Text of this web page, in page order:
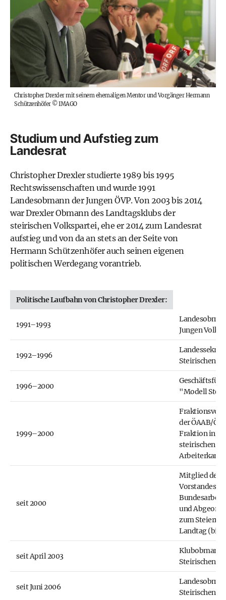
Christopher Drexler mit seinem ehemaligen Mentor und Vorgänger Hermann
Schützenhöfer©IMAGO
Studium und Aufstieg zum
Landesrat
Christopher Drexler studierte 1989 bis 1995
Rechtswissenschaften und wurde 1991
Landesobmann der Jungen ÖVP. Von 2003 bis 2014
war Drexler Obmann des Landtagsklubs der
steirischen Volkspartei, ehe er 2014 zum Landesrat
aufstieg und von da an stets an der Seite von
Hermann Schützenhöfer auch seinen eigenen
politischen Werdegang vorantrieb.
Politische Laufbahn von Christopher Drexler:
1991–1993
Jungen
1992–1996
Steirischen
1996–2000
"Modell
1999–2000
der ÖAAB/
Fraktion in
steirischen
seit 2000
Mitglied des
Vorstandes
und
zum
Landtag (bis
seit April 2003
Klubobmann
Steirischen
seit Juni 2006
Steirischen